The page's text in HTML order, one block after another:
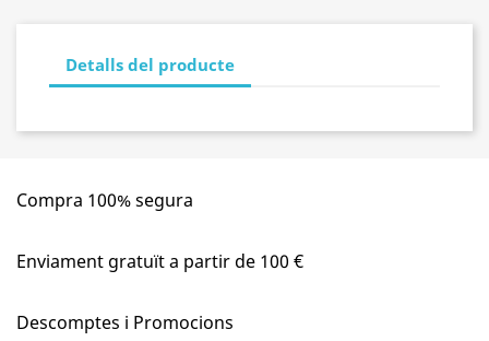
Detalls del producte
Compra 100% segura
Enviament gratuït a partir de 100 €
Descomptes i Promocions